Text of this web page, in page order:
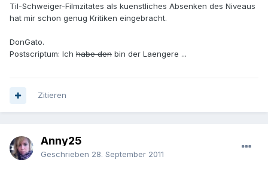
Til-Schweiger-Filmzitates als kuenstliches Absenken des Niveaus
hat mir schon genug Kritiken eingebracht.
DonGato.
Postscriptum: Ich habe den bin der Laengere ...
Zitieren
Anny25
Geschrieben 28. September 2011